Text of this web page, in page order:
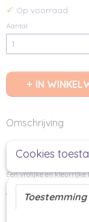
✓ Op voorraad
Aantal
IN
Omschrijving
Hugs & Kisses
Een vrolijke en
Deze kaartjes zijn leuk
of in te lijsten.
Cookies
Toestemming